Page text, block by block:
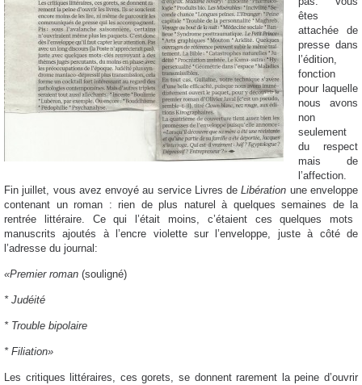
êtes
attachée de
presse dans
l’édition,
fonction
pour laquelle
nous avons
non
seulement
du respect
mais de
l’affection.
Fin juillet, vous avez envoyé au service Livres deLibération une enveloppe
contenant un roman : rien de plus naturel à quelques semaines de la
rentrée littéraire. Ce qui l’était moins, c’étaient ces quelques mots
manuscrits ajoutés à l’encre violette sur l’enveloppe, juste à côté de
l’adresse du journal:
«Premier roman (souligné)
* Judéité
* Trouble bipolaire
* Filiation»
Les critiques littéraires, ces gorets, se donnent rarement la peine d’ouvrir